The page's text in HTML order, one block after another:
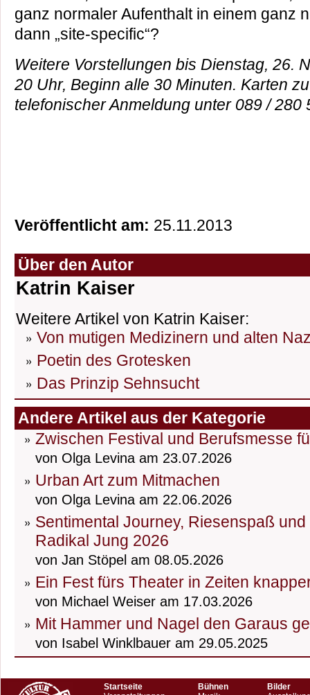
ganz normaler Aufenthalt in einem ganz
dann „site-specific“?
Weitere Vorstellungen bis Dienstag, 26.
20 Uhr, Beginn alle 30 Minuten. Karten
telefonischer Anmeldung unter 089 / 280
Veröffentlicht am: 25.11.2013
Über den Autor
Katrin Kaiser
Weitere Artikel von Katrin Kaiser:
Von mutigen Medizinern und alten
Poetin des Grotesken
Das Prinzip Sehnsucht
Andere Artikel aus der Kategorie
Zwischen Festival und Berufsmesse
von Olga Levina am 23.07.2026
Urban Art zum Mitmachen
von Olga Levina am 22.06.2026
Sentimental Journey, Riesenspaß
Radikal Jung 2026
von Jan Stöpel am 08.05.2026
Ein Fest fürs Theater in Zeiten
von Michael Weiser am 17.03.2026
Mit Hammer und Nagel den Garaus
von Isabel Winklbauer am 29.05.2025
Startseite
Bühnen
Bilder